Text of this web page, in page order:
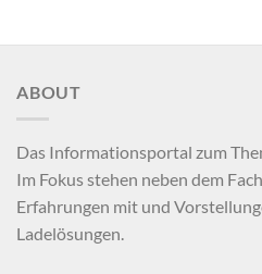
ABOUT
Das Informationsportal zum
Im Fokus stehen neben dem
Erfahrungen mit und
Ladelösungen.